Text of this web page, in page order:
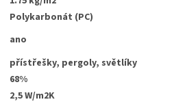
Polykarbonát (PC)
ano
přístřešky, pergoly, světlíky
68%
2,5 W/m2K